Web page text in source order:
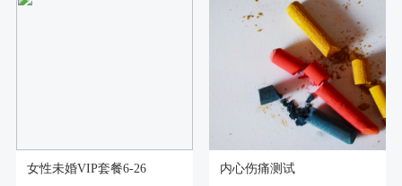
女性未婚VIP套餐6-26 内心伤痛测试